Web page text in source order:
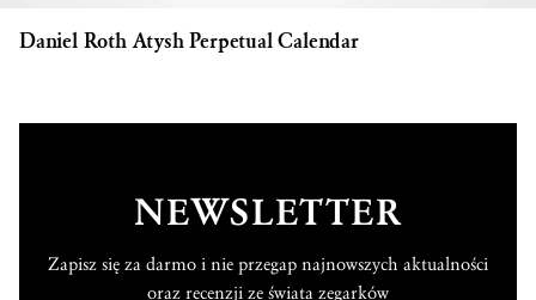
Daniel Roth Atysh Perpetual Calendar
NEWSLETTER
Zapisz się za darmo i nie przegap najnowszych aktualności
oraz recenzji ze świata zegarków